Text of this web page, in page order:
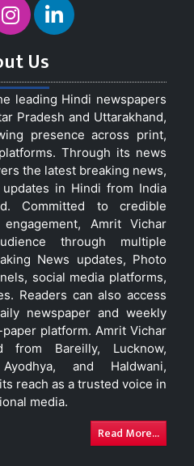
Us
leading Hindi newspapers
Pradesh and Uttarakhand,
presence across print,
Through its news
the latest breaking news,
in Hindi from India
Committed to credible
Amrit Vichar
through multiple
News updates, Photo
social media platforms,
Readers can also access
newspaper and weekly
platform. Amrit Vichar
from Bareilly, Lucknow,
and Haldwani,
reach as a trusted voice in
media.
Read More...